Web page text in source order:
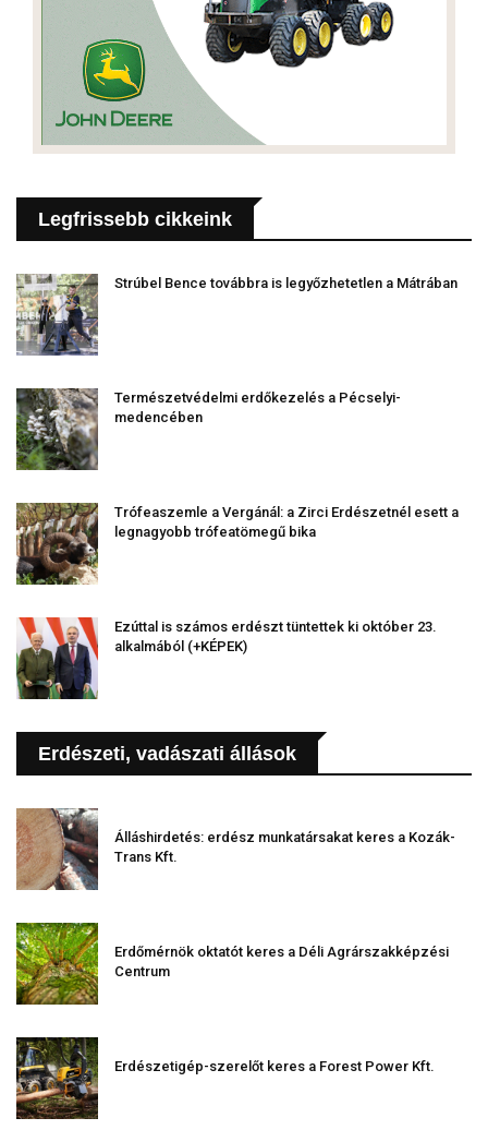
Legfrissebb cikkeink
Strúbel Bence továbbra is legyőzhetetlen a Mátrában
Természetvédelmi erdőkezelés a Pécselyi-
medencében
Trófeaszemle a Vergánál: a Zirci Erdészetnél esett a
legnagyobb trófeatömegű bika
Ezúttal is számos erdészt tüntettek ki október 23.
alkalmából (+KÉPEK)
Erdészeti, vadászati állások
Álláshirdetés: erdész munkatársakat keres a Kozák-
Trans Kft.
Erdőmérnök oktatót keres a Déli Agrárszakképzési
Centrum
Erdészetigép-szerelőt keres a Forest Power Kft.